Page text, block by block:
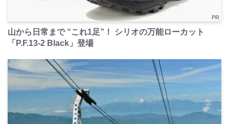
PR
山から日常まで “これ1足”！ シリオの万能ローカット
「P.F.13-2 Black」登場